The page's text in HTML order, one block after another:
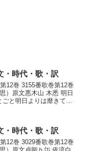
・時代・歌・訳
12巻 3155番歌巻第12巻
）原文悪木山 木悉 明日
と明日よりは靡きてあ
・時代・歌・訳
12巻 3029番歌巻第12巻